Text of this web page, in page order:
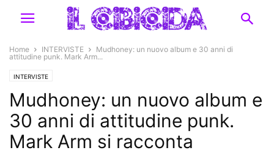
Home INTERVISTE
Mudhoney: un nuovo album e 30 anni di
attitudine punk. Mark Arm...
INTERVISTE
Mudhoney: un nuovo album e
30 anni di attitudine punk.
Mark Arm si racconta